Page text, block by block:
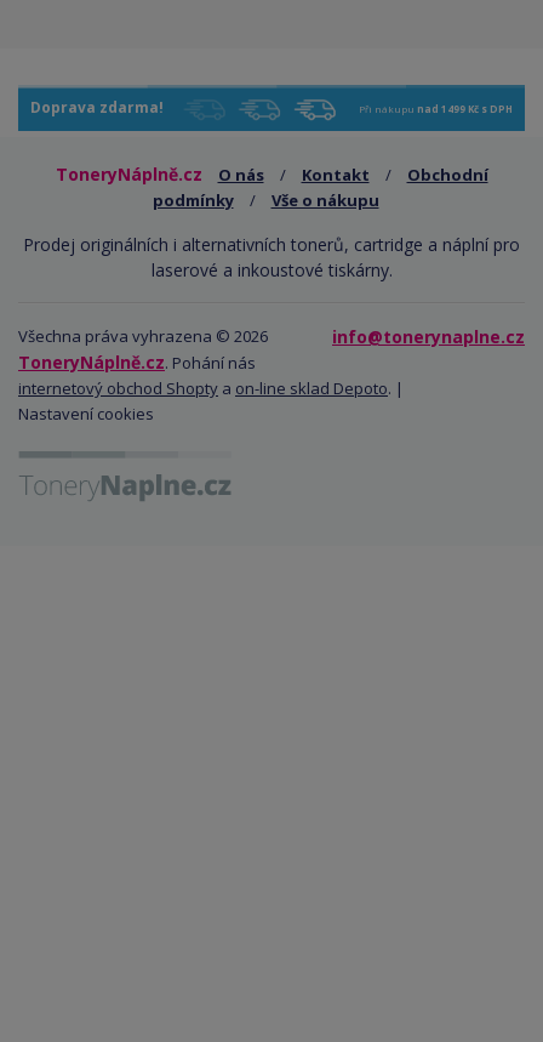
Doprava zdarma! Při nákupu nad 1499 Kč s DPH
ToneryNáplně.cz O nás / Kontakt /
Obchodní
podmínky
/ Vše o nákupu
Prodej originálních i alternativních tonerů, cartridge a náplní pro
laserové a inkoustové tiskárny.
info@tonerynaplne.cz
Všechna práva vyhrazena © 2026
ToneryNáplně.cz. Pohání nás
internetový obchod Shopty a on-line sklad Depoto. |
Nastavení cookies